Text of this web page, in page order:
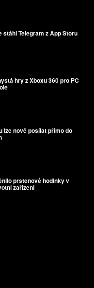
stáhl Telegram z App Storu
hry z Xboxu 360 pro PC
lze nově posílat přímo do
prstenové hodinky v
zařízení